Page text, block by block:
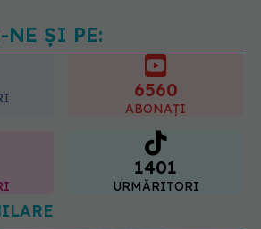
NE ȘI PE:
6560
ABONAȚI
1401
URMĂRITORI